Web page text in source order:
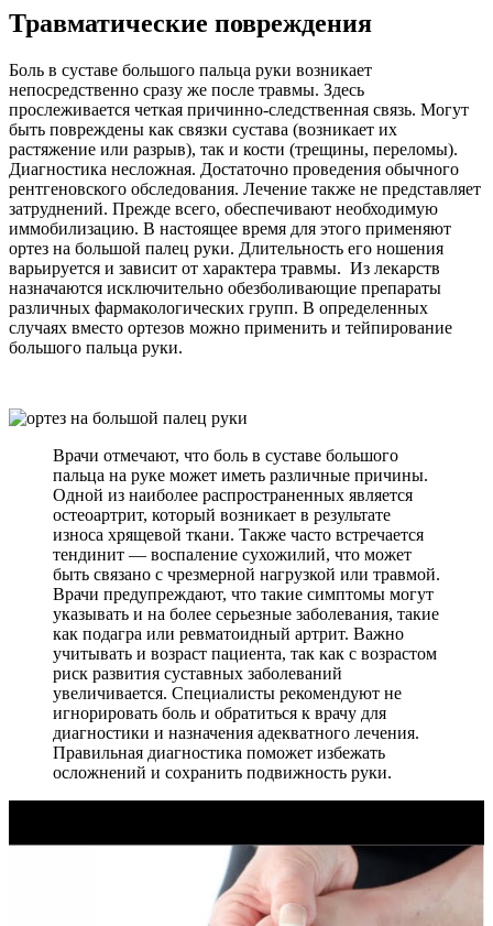
Травматические повреждения
Боль в суставе большого пальца руки возникает
непосредственно сразу же после травмы. Здесь
прослеживается четкая причинно-следственная связь. Могут
быть повреждены как связки сустава (возникает их
растяжение или разрыв), так и кости (трещины, переломы).
Диагностика несложная. Достаточно проведения обычного
рентгеновского обследования. Лечение также не представляет
затруднений. Прежде всего, обеспечивают необходимую
иммобилизацию. В настоящее время для этого применяют
ортез на большой палец руки. Длительность его ношения
варьируется и зависит от характера травмы. Из лекарств
назначаются исключительно обезболивающие препараты
различных фармакологических групп. В определенных
случаях вместо ортезов можно применить и тейпирование
большого пальца руки.
Врачи отмечают, что боль в суставе большого
пальца на руке может иметь различные причины.
Одной из наиболее распространенных является
остеоартрит, который возникает в результате
износа хрящевой ткани. Также часто встречается
тендинит — воспаление сухожилий, что может
быть связано с чрезмерной нагрузкой или травмой.
Врачи предупреждают, что такие симптомы могут
указывать и на более серьезные заболевания, такие
как подагра или ревматоидный артрит. Важно
учитывать и возраст пациента, так как с возрастом
риск развития суставных заболеваний
увеличивается. Специалисты рекомендуют не
игнорировать боль и обратиться к врачу для
диагностики и назначения адекватного лечения.
Правильная диагностика поможет избежать
осложнений и сохранить подвижность руки.